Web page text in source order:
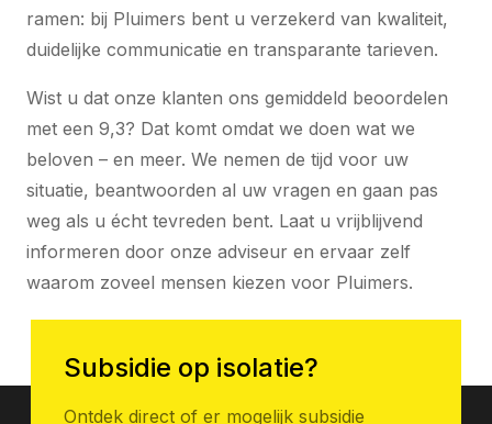
ramen: bij Pluimers bent u verzekerd van kwaliteit,
duidelijke communicatie en transparante tarieven.
Wist u dat onze klanten ons gemiddeld beoordelen
met een 9,3? Dat komt omdat we doen wat we
beloven – en meer. We nemen de tijd voor uw
situatie, beantwoorden al uw vragen en gaan pas
weg als u écht tevreden bent. Laat u vrijblijvend
informeren door onze adviseur en ervaar zelf
waarom zoveel mensen kiezen voor Pluimers.
Subsidie op isolatie?
Ontdek direct of er mogelijk subsidie